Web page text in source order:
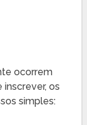
ocorrem
inscrever, os
simples: